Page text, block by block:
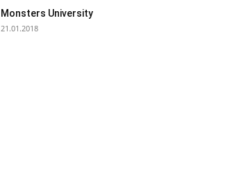
Monsters University
21.01.2018